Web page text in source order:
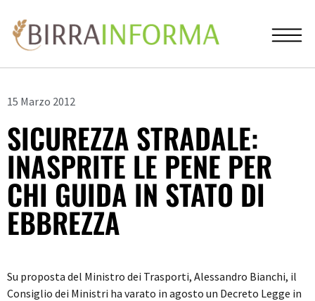
15 Marzo 2012
SICUREZZA STRADALE:
INASPRITE LE PENE PER
CHI GUIDA IN STATO DI
EBBREZZA
Su proposta del Ministro dei Trasporti, Alessandro Bianchi, il
Consiglio dei Ministri ha varato in agosto un Decreto Legge in